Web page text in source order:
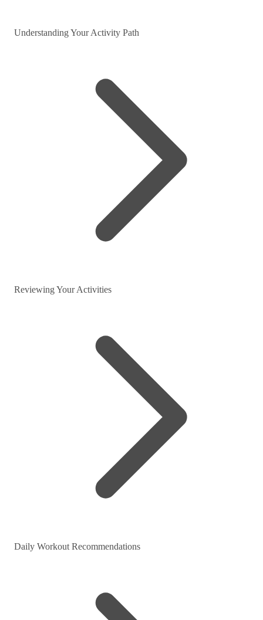
Understanding Your Activity Path
Reviewing Your Activities
Daily Workout Recommendations